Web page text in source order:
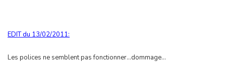
EDIT du 13/02/2011:
Les polices ne semblent pas fonctionner…dommage…